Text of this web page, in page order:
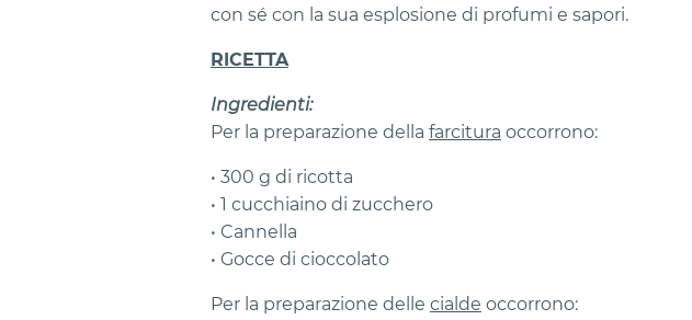
con sé con la sua esplosione di profumi e sapori.
RICETTA
Ingredienti:
Per la preparazione della farcitura occorrono:
• 300 g di ricotta
• 1 cucchiaino di zucchero
• Cannella
• Gocce di cioccolato
Per la preparazione delle cialde occorrono: